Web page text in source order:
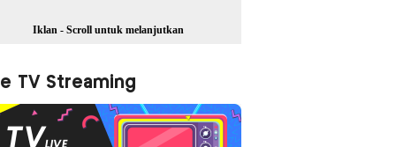
Iklan - Scroll untuk melanjutkan
TV Streaming